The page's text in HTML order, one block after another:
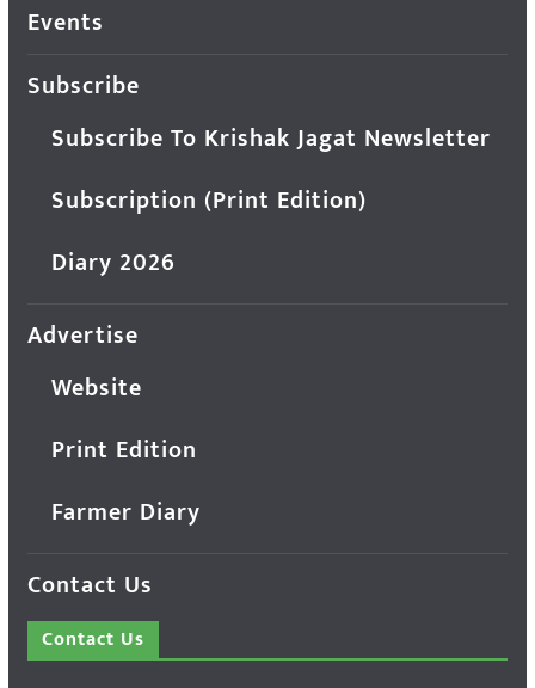
Events
Subscribe
Subscribe To Krishak Jagat Newsletter
Subscription (Print Edition)
Diary 2026
Advertise
Website
Print Edition
Farmer Diary
Contact Us
Contact Us